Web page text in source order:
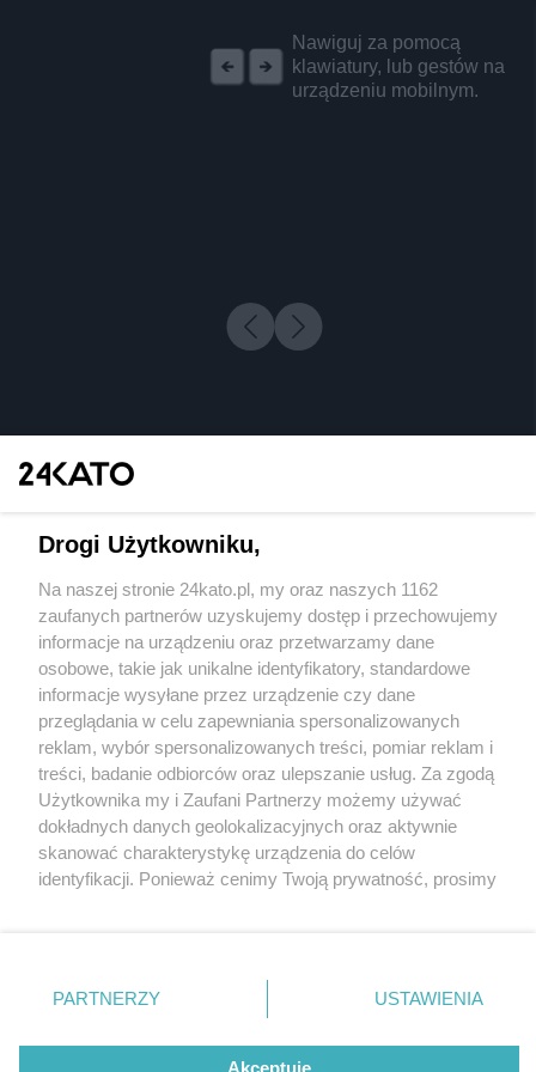
Nawiguj za pomocą
klawiatury, lub gestów na
urządzeniu mobilnym.
2 / 0
Wydawca mediów lokalnych
Nie zapomnij
zapoznać się z:
polityką prywatności regulamin korzystania z portali
Twojemiasto
Piekary Śląskie
Chorzów
Tarnowskie Góry
Gliwice
Skontakuj sięz nami
Kontakt
Wydawca
Redakcja
Drogi Użytkowniku,
Na naszej stronie 24kato.pl, my oraz naszych 1162
zaufanych partnerów uzyskujemy dostęp i przechowujemy
informacje na urządzeniu oraz przetwarzamy dane
osobowe, takie jak unikalne identyfikatory, standardowe
informacje wysyłane przez urządzenie czy dane
przeglądania w celu zapewniania spersonalizowanych
reklam, wybór spersonalizowanych treści, pomiar reklam i
treści, badanie odbiorców oraz ulepszanie usług. Za zgodą
Użytkownika my i Zaufani Partnerzy możemy używać
dokładnych danych geolokalizacyjnych oraz aktywnie
skanować charakterystykę urządzenia do celów
identyfikacji. Ponieważ cenimy Twoją prywatność, prosimy
prywatności znajdujący się w lewym dolnym rogu strony
. Niektóre rodzaje przetwarzania danych nie wymagają
zgody użytkownika, ale masz prawo sprzeciwić się
takiemu przetwarzaniu. Preferencje będą miały
PARTNERZY USTAWIENIA
Akceptuję